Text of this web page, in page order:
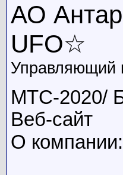
АО
UFO☆
Управляющий
MTC-
Веб-сайт
О